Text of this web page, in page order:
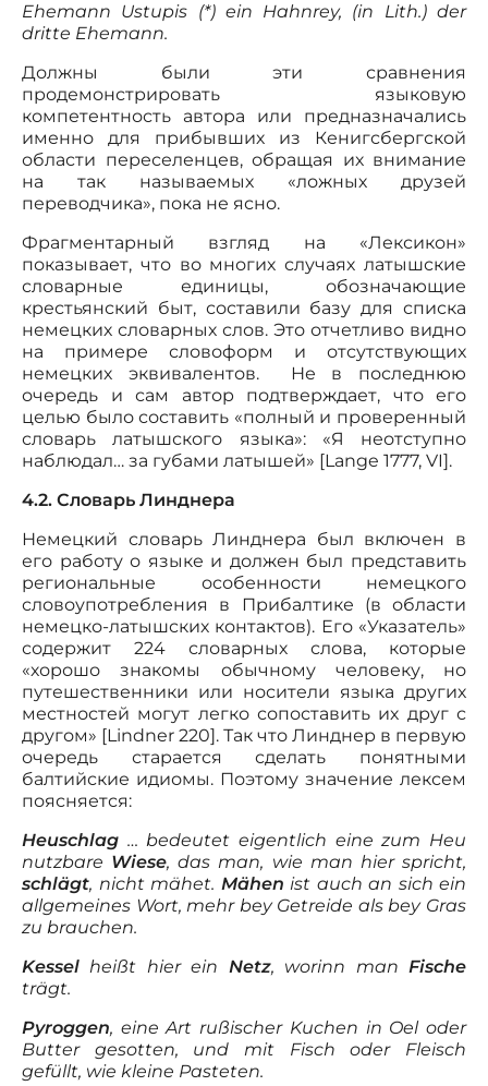
Ehemann Ustupis (*) ein Hahnrey, (in Lith.) der
dritte Ehemann.
Должны были эти сравнения
продемонстрировать языковую
компетентность автора или предназначались
именно для прибывших из Кенигсбергской
области переселенцев, обращая их внимание
на так называемых «ложных друзей
переводчика», пока не ясно.
Фрагментарный взгляд на «Лексикон»
показывает, что во многих случаях латышские
словарные единицы, обозначающие
крестьянский быт, составили базу для списка
немецких словарных слов. Это отчетливо видно
на примере словоформ и отсутствующих
немецких эквивалентов. Не в последнюю
очередь и сам автор подтверждает, что его
целью было составить «полный и проверенный
словарь латышского языка»: «Я неотступно
наблюдал… за губами латышей» [Lange 1777, VI].
4.2. Словарь Линднера
Немецкий словарь Линднера был включен в
его работу о языке и должен был представить
региональные особенности немецкого
словоупотребления в Прибалтике (в области
немецко-латышских контактов). Его «Указатель»
содержит 224 словарных слова, которые
«хорошо знакомы обычному человеку, но
путешественники или носители языка других
местностей могут легко сопоставить их друг с
другом» [Lindner 220]. Так что Линднер в первую
очередь старается сделать понятными
балтийские идиомы. Поэтому значение лексем
поясняется:
Heuschlag … bedeutet eigentlich eine zum Heu
nutzbare Wiese, das man, wie man hier spricht,
schlägt, nicht mähet. Mähen ist auch an sich ein
allgemeines Wort, mehr bey Getreide als bey Gras
zu brauchen.
Kessel heißt hier ein Netz, worinn manFische
trägt.
Pyroggen, eine Art rußischer Kuchen in Oel oder
Butter gesotten, und mit Fisch oder Fleisch
gefüllt, wie kleine Pasteten.